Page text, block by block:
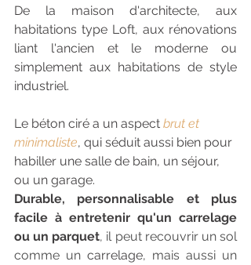
De la maison d'architecte, aux
habitations type Loft, aux rénovations
liant l'ancien et le moderne ou
simplement aux habitations de style
industriel.
Le béton ciré a un aspect brut et
minimaliste, qui séduit aussi bien pour
habiller une salle de bain, un séjour,
ou un garage.
Durable, personnalisable et plus
facile à entretenir qu'un carrelage
ou un parquet, il peut recouvrir un sol
comme un carrelage, mais aussi un